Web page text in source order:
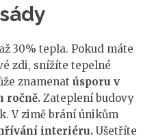
30% tepla. Pokud máte
zdi, snížíte tepelné
znamenat úsporu v
ročně. Zateplení budovy
V zimě brání únikům
interiéru. Ušetříte